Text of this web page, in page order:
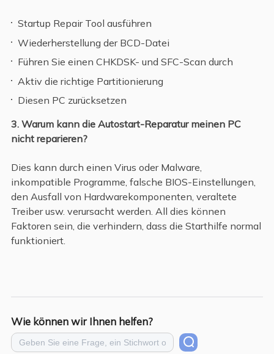
Startup Repair Tool ausführen
Wiederherstellung der BCD-Datei
Führen Sie einen CHKDSK- und SFC-Scan durch
Aktiv die richtige Partitionierung
Diesen PC zurücksetzen
3. Warum kann die Autostart-Reparatur meinen PC
nicht reparieren?
Dies kann durch einen Virus oder Malware,
inkompatible Programme, falsche BIOS-Einstellungen,
den Ausfall von Hardwarekomponenten, veraltete
Treiber usw. verursacht werden. All dies können
Faktoren sein, die verhindern, dass die Starthilfe normal
funktioniert.
Wie können wir Ihnen helfen?